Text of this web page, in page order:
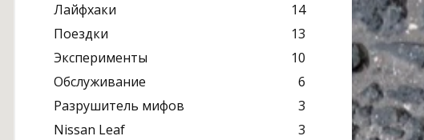
Лайфхаки
14
Поездки
13
Эксперименты
10
Обслуживание
6
Разрушитель мифов
3
Nissan Leaf
3